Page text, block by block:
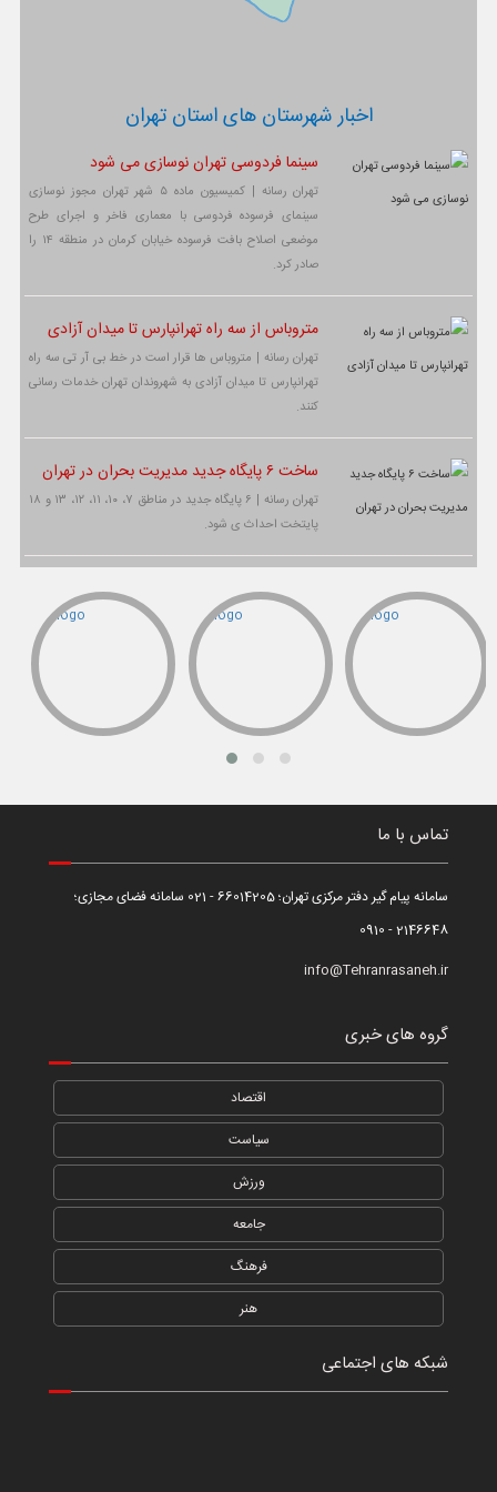
اخبار شهرستان های استان تهران
سینما فردوسی تهران نوسازی می شود
تهران رسانه | کمیسیون ماده ۵ شهر تهران مجوز نوسازی
سینمای فرسوده فردوسی با معماری فاخر و اجرای طرح
موضعی اصلاح بافت فرسوده خیابان کرمان در منطقه ۱۴ را
صادر کرد.
متروباس از سه راه تهرانپارس تا میدان آزادی
تهران رسانه | متروباس ها قرار است در خط بی آر تی سه راه
تهرانپارس تا میدان آزادی به شهروندان تهران خدمات رسانی
کنند.
ساخت ۶ پایگاه جدید مدیریت بحران در تهران
تهران رسانه | ۶ پایگاه جدید در مناطق ۷، ۱۰، ۱۱، ۱۲، ۱۳ و ۱۸
پایتخت احداث ی شود.
تماس با ما
سامانه پیام گیر دفتر مرکزی تهران؛ 66014205 - 021 سامانه فضای مجازی؛
2146648 - 0910
info@Tehranrasaneh.ir
گروه های خبری
اقتصاد
سیاست
ورزش
جامعه
فرهنگ
هنر
شبکه های اجتماعی